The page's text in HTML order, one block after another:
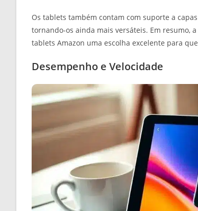
Os tablets também contam com suporte a
tornando-os ainda mais versáteis. Em resumo,
tablets Amazon uma escolha excelente para
Desempenho e Velocidade